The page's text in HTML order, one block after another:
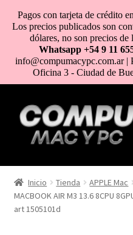
al
contenido
HOME
TIENDA
Inicio Tienda APPLE Mac
MACBOOK AIR M3 13.6 8CPU
art 1505101d
Pagos con tarjeta de crédito
Los precios publicados son
dólares, no son precios
Whatsapp +54 9 11
info@compumacypc.com.ar |
Oficina 3 - Ciudad de